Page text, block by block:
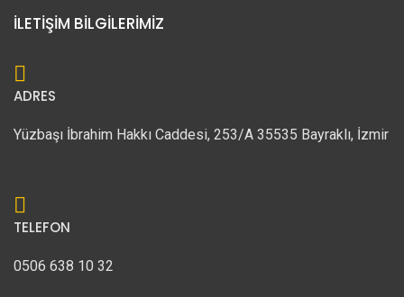
İLETİŞİM BİLGİLERİMİZ
ADRES
Yüzbaşı İbrahim Hakkı Caddesi, 253/A 35535 Bayraklı, İzmir
TELEFON
0506 638 10 32